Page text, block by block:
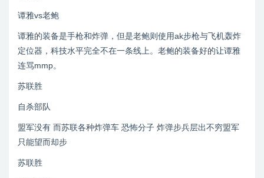
谭雅vs老鲍
谭雅的装备是手枪和炸弹，但是老鲍则使用ak步枪与飞机轰炸
定位器，科技水平完全不在一条线上。老鲍的装备好的让谭雅
连骂mmp。
苏联胜
自杀部队
盟军没有 而苏联各种炸弹车 恐怖分子 炸弹步兵层出不穷盟军
只能望而却步
苏联胜